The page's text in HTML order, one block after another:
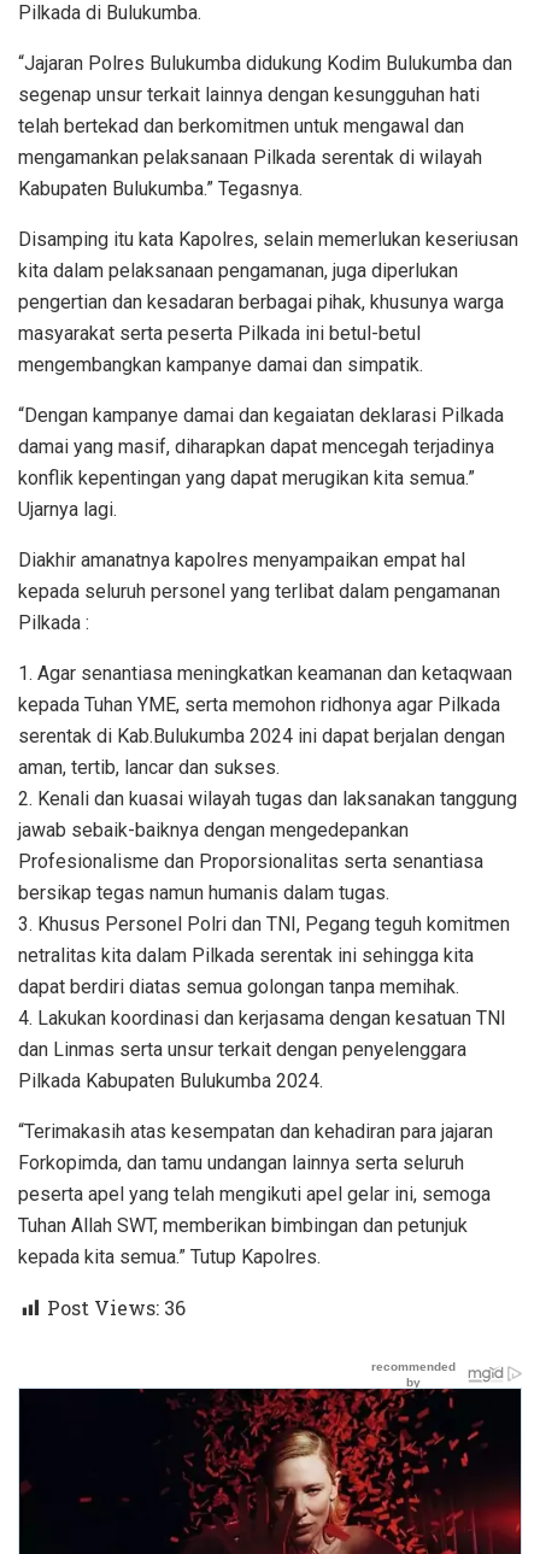
Pilkada di Bulukumba.
“Jajaran Polres Bulukumba didukung Kodim Bulukumba dan
segenap unsur terkait lainnya dengan kesungguhan hati
telah bertekad dan berkomitmen untuk mengawal dan
mengamankan pelaksanaan Pilkada serentak di wilayah
Kabupaten Bulukumba.” Tegasnya.
Disamping itu kata Kapolres, selain memerlukan keseriusan
kita dalam pelaksanaan pengamanan, juga diperlukan
pengertian dan kesadaran berbagai pihak, khusunya warga
masyarakat serta peserta Pilkada ini betul-betul
mengembangkan kampanye damai dan simpatik.
“Dengan kampanye damai dan kegaiatan deklarasi Pilkada
damai yang masif, diharapkan dapat mencegah terjadinya
konflik kepentingan yang dapat merugikan kita semua.”
Ujarnya lagi.
Diakhir amanatnya kapolres menyampaikan empat hal
kepada seluruh personel yang terlibat dalam pengamanan
Pilkada :
1. Agar senantiasa meningkatkan keamanan dan ketaqwaan
kepada Tuhan YME, serta memohon ridhonya agar Pilkada
serentak di Kab.Bulukumba 2024 ini dapat berjalan dengan
aman, tertib, lancar dan sukses.
2. Kenali dan kuasai wilayah tugas dan laksanakan tanggung
jawab sebaik-baiknya dengan mengedepankan
Profesionalisme dan Proporsionalitas serta senantiasa
bersikap tegas namun humanis dalam tugas.
3. Khusus Personel Polri dan TNI, Pegang teguh komitmen
netralitas kita dalam Pilkada serentak ini sehingga kita
dapat berdiri diatas semua golongan tanpa memihak.
4. Lakukan koordinasi dan kerjasama dengan kesatuan TNI
dan Linmas serta unsur terkait dengan penyelenggara
Pilkada Kabupaten Bulukumba 2024.
“Terimakasih atas kesempatan dan kehadiran para jajaran
Forkopimda, dan tamu undangan lainnya serta seluruh
peserta apel yang telah mengikuti apel gelar ini, semoga
Tuhan Allah SWT, memberikan bimbingan dan petunjuk
kepada kita semua.” Tutup Kapolres.
Post Views: 36